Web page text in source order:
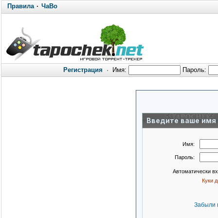
Правила· ЧаВо
Регистрация · Имя: Пароль:
Введите ваше имя
Имя:
Пароль:
Автоматически
Куки
Забыли